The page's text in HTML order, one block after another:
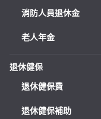
消防人員退休金
老人年金
退休健保
退休健保費
退休健保補助